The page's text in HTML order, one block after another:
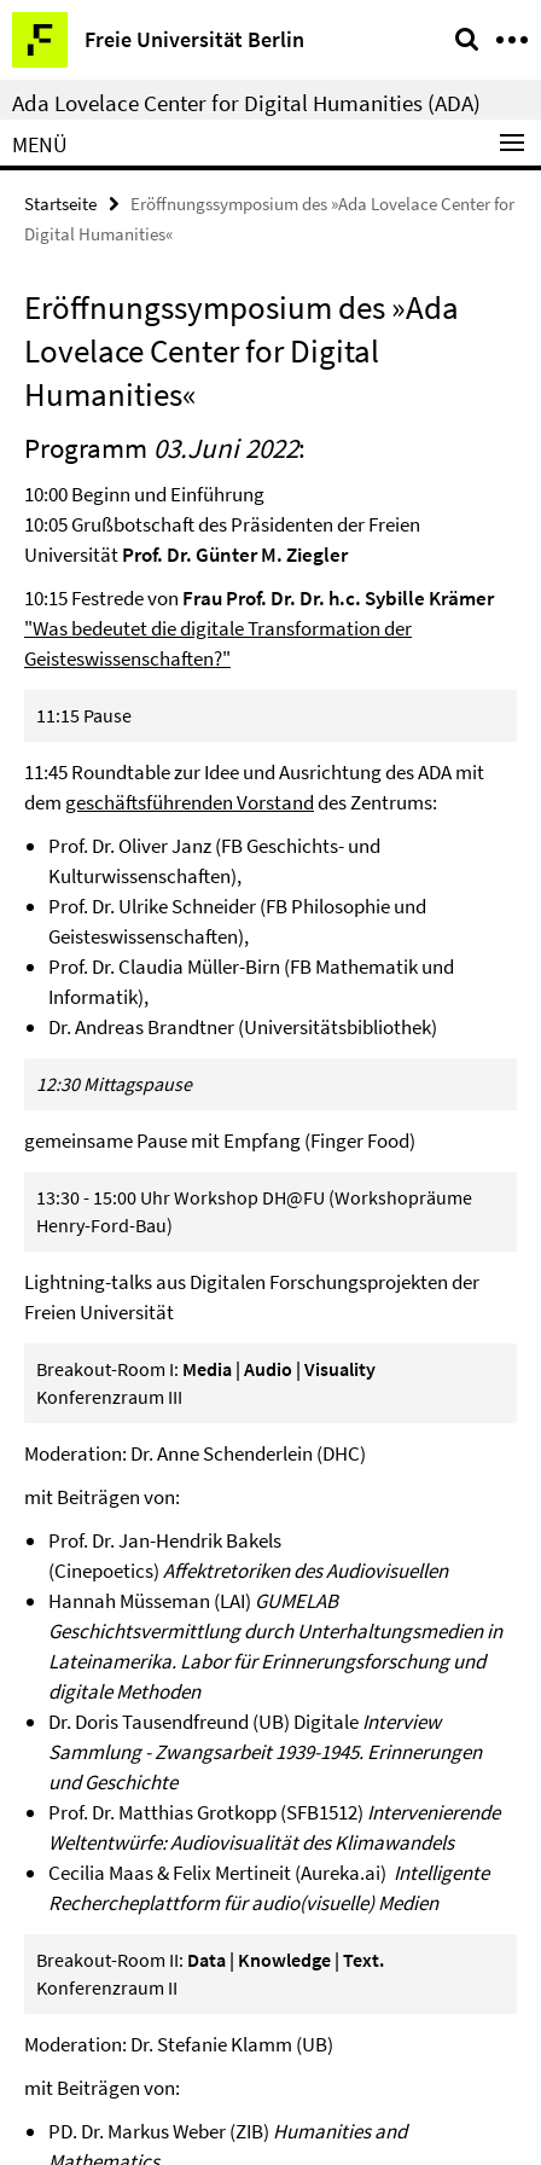
Springe
direkt
zu
Inhalt
Freie Universität Berlin
Service-
Navigation
Ada Lovelace Center for Digital Humanities (ADA)
MENÜ
Startseite
Eröffnungssymposium des »Ada Lovelace Center for
Digital Humanities«
Eröffnungssymposium des »Ada
Lovelace Center for Digital
Humanities«
Programm 03.Juni 2022:
10:00 Beginn und Einführung
10:05 Grußbotschaft des Präsidenten der Freien
UniversitätProf. Dr. Günter M. Ziegler
10:15 Festrede von Frau Prof. Dr. Dr. h.c. Sybille Krämer
"Was bedeutet die digitale Transformation der
Geisteswissenschaften?"
11:15 Pause
11:45 Roundtable zur Idee und Ausrichtung des ADA mit
dem geschäftsführenden Vorstanddes Zentrums:
Prof. Dr. Oliver Janz (FB Geschichts- und
Kulturwissenschaften),
Prof. Dr. Ulrike Schneider (FB Philosophie und
Geisteswissenschaften),
Prof. Dr. Claudia Müller-Birn (FB Mathematik und
Informatik),
Dr. Andreas Brandtner (Universitätsbibliothek)
12:30 Mittagspause
gemeinsame Pause mit Empfang (Finger Food)
13:30 - 15:00 Uhr Workshop DH@FU (Workshopräume
Henry-Ford-Bau)
Lightning-talks aus Digitalen Forschungsprojekten der
Freien Universität
Breakout-Room I: Media | Audio | Visuality
Konferenzraum III
Moderation: Dr. Anne Schenderlein (DHC)
mit Beiträgen von:
Prof. Dr. Jan-Hendrik Bakels
(Cinepoetics)Affektretoriken des Audiovisuellen
Hannah Müsseman (LAI) GUMELAB
Geschichtsvermittlung durch Unterhaltungsmedien in
Lateinamerika. Labor für Erinnerungsforschung und
digitale Methoden
Dr. Doris Tausendfreund (UB) DigitaleInterview
Sammlung - Zwangsarbeit 1939-1945. Erinnerungen
und Geschichte
Prof. Dr. Matthias Grotkopp (SFB1512) Intervenierende
Weltentwürfe: Audiovisualität des Klimawandels
Cecilia Maas & Felix Mertineit (Aureka.ai) Intelligente
Rechercheplattform für audio(visuelle) Medien
Breakout-Room II: Data | Knowledge | Text.
Konferenzraum II
Moderation: Dr. Stefanie Klamm (UB)
mit Beiträgen von:
PD. Dr. Markus Weber (ZIB) Humanities and